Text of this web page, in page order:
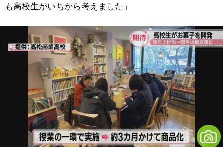
も高校生がいちから考えました」